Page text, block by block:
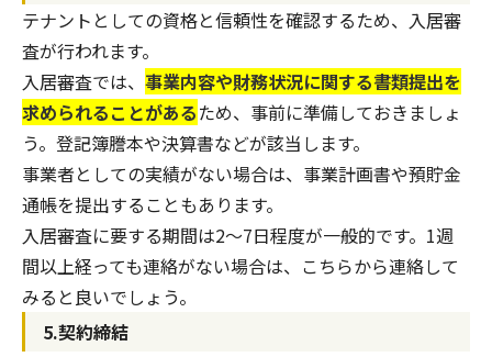
テナントとしての資格と信頼性を確認するため、入居審
査が行われます。
入居審査では、 事業内容や財務状況に関する書類提出を
求められることがあるため、事前に準備しておきましょ
う。登記簿謄本や決算書などが該当します。
事業者としての実績がない場合は、事業計画書や預貯金
通帳を提出することもあります。
入居審査に要する期間は2～7日程度が一般的です。1週
間以上経っても連絡がない場合は、こちらから連絡して
みると良いでしょう。
5.契約締結